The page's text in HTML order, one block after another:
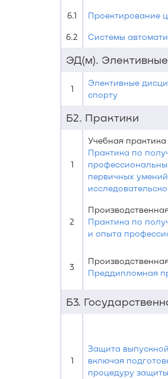
6.1 Проектирование
6.2 Системы
ЭД(м).
1
Элективные
спорту
Б2. Практики
1
Учебная практика
Практика по
первичных
2
Практика по
и опыта
3
Преддипломная
Б3.
1
Защита
включая
процедуру защиты